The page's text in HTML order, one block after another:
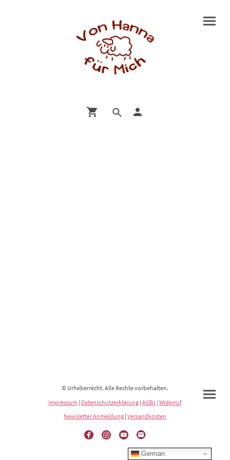
© Urheberrecht. Alle Rechte vorbehalten.
Impressum | Datenschutzerklärung | AGBs | Widerruf
Newsletter Anmeldung | Versandkosten
German